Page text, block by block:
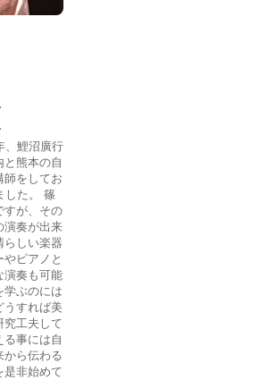
、鯉沼廣行
と熊本の自
師をしてお
した。 篠
すが、その
演奏が出来
らしい楽器
ピアノと
演奏も可能
学ぶのには
うすれば美
究工夫して
る事には自
から伝わる
是非始めて